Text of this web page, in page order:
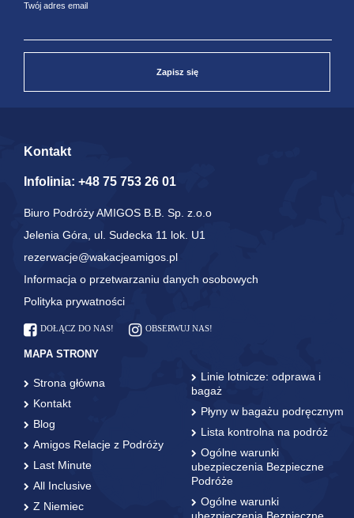
Twój adres email
Zapisz się
Kontakt
Infolinia: +48 75 753 26 01
Biuro Podróży AMIGOS B.B. Sp. z.o.o
Jelenia Góra, ul. Sudecka 11 lok. U1
rezerwacje@wakacjeamigos.pl
Informacja o przetwarzaniu danych osobowych
Polityka prywatności
DOŁĄCZ DO NAS! OBSERWUJ NAS!
MAPA STRONY
Strona główna
Kontakt
Blog
Amigos Relacje z Podróży
Last Minute
All Inclusive
Z Niemiec
Linie lotnicze: odprawa i
bagaż
Płyny w bagażu podręcznym
Lista kontrolna na podróż
Ogólne warunki
ubezpieczenia Bezpieczne
Podróże
Ogólne warunki